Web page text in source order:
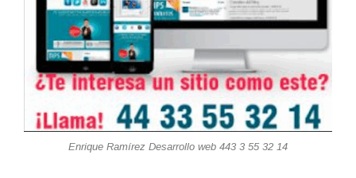
Enrique Ramírez Desarrollo web 443 3 55 32 14